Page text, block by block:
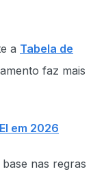
a Tabela de
faz mais
em 2026
nas regras